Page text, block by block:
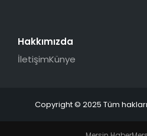
Hakkımızda
İletişimKünye
Copyright © 2025 Tüm hakları